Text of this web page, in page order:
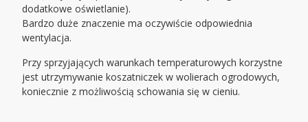
dodatkowe oświetlanie).
Bardzo duże znaczenie ma oczywiście odpowiednia
wentylacja.
Przy sprzyjających warunkach temperaturowych korzystne
jest utrzymywanie koszatniczek w wolierach ogrodowych,
koniecznie z możliwością schowania się w cieniu.